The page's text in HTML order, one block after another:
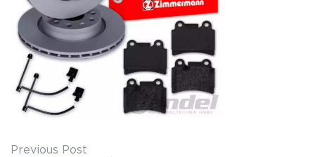
Previous Post